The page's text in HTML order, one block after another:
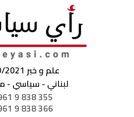
علم و خبر 140/2021
لبناني - سياسي -
9 838 355
9 838 366